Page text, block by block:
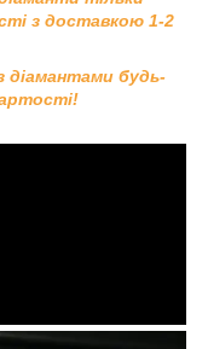
з доставкою 1-2
діамантами будь-